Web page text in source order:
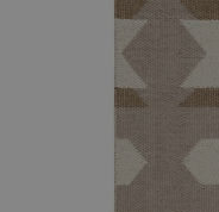
billedgalleriet